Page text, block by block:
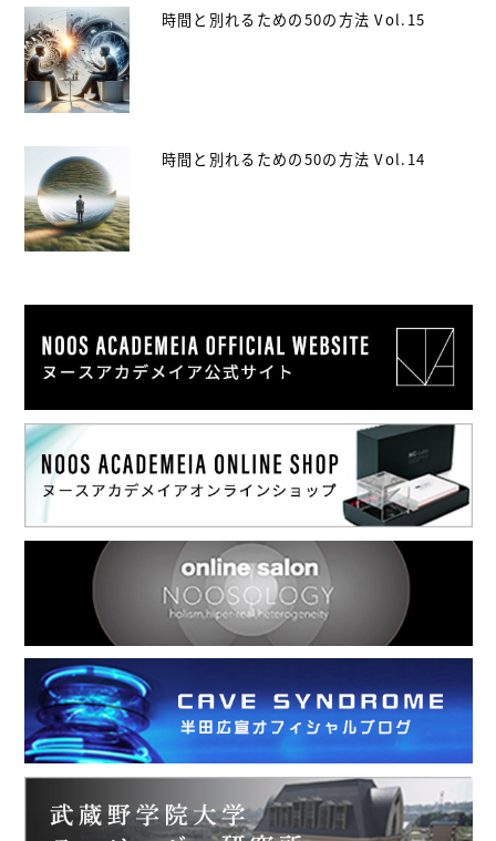
時間と別れるための50の方法 Vol.15
時間と別れるための50の方法 Vol.14